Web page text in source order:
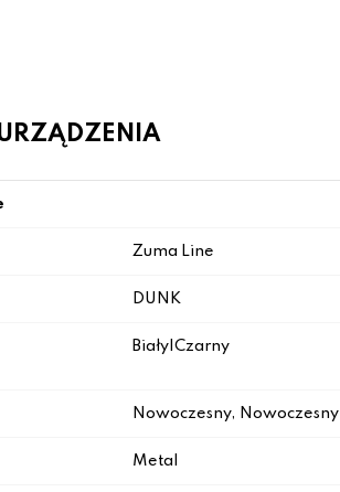
Zuma Line
DUNK
Biały|Czarny
Nowoczesny, Nowoczesny
Metal